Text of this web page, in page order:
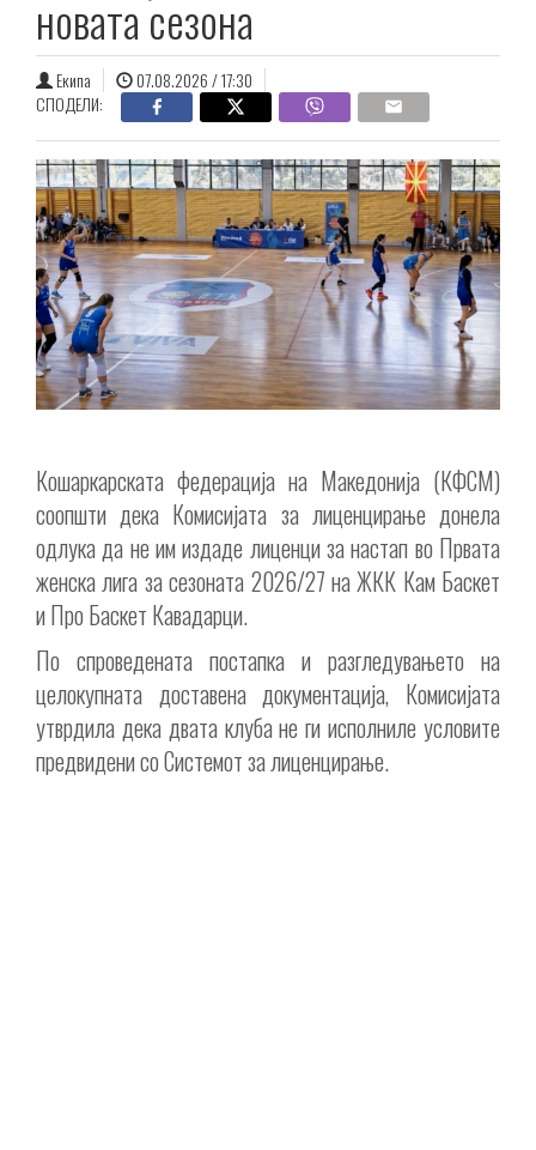
новата сезона
Екипа
07.08.2026 / 17:30
СПОДЕЛИ:
Кошаркарската федерација на Македонија (КФСМ)
соопшти дека Комисијата за лиценцирање донела
одлука да не им издаде лиценци за настап во Првата
женска лига за сезоната 2026/27 на ЖКК Кам Баскет
и Про Баскет Кавадарци.
По спроведената постапка и разгледувањето на
целокупната доставена документација, Комисијата
утврдила дека двата клуба не ги исполниле условите
предвидени со Системот за лиценцирање.